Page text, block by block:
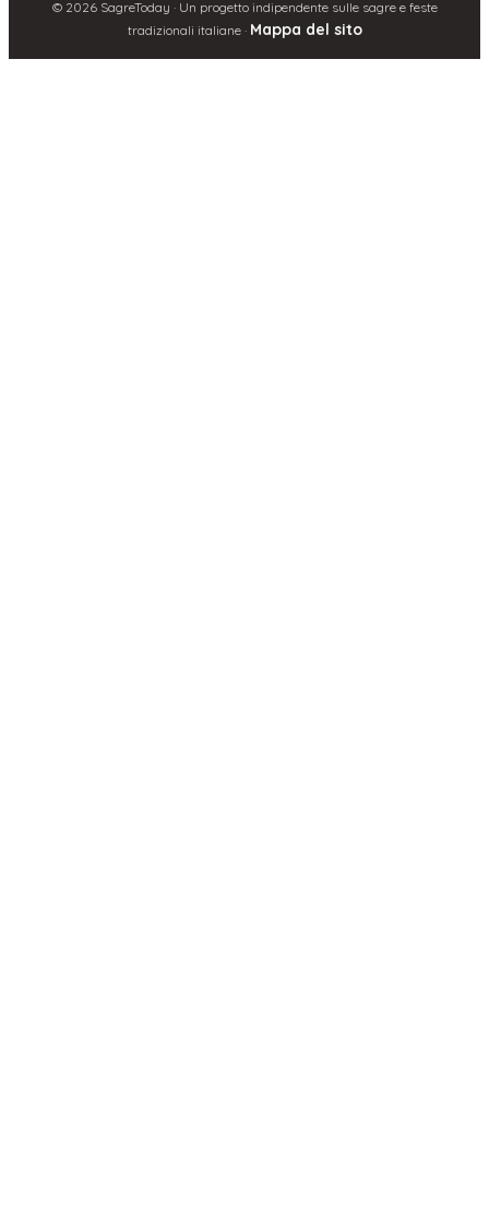
© 2026SagreToday · Un progetto indipendente sulle sagre e feste
tradizionali italiane · Mappa del sito